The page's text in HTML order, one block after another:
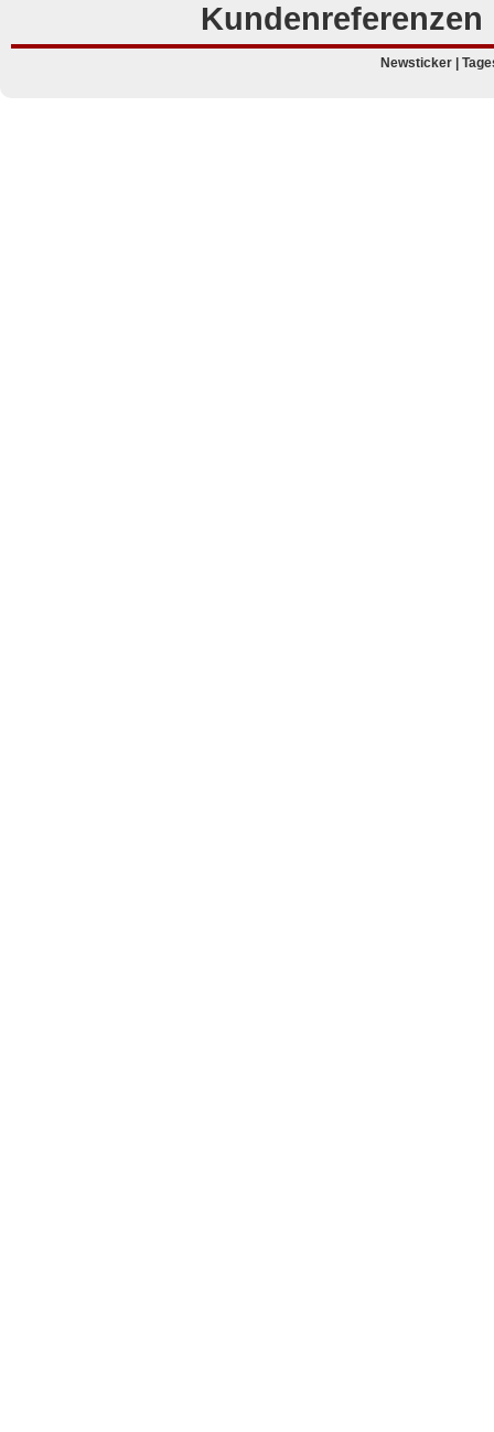
Kundenreferenzen
Newsticker |